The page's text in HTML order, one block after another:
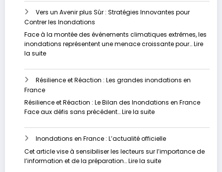
et
se
préparer
pour
l’avenir
:
Un
estimé
Vers un Avenir plus Sûr : Stratégies Innovantes pour
Contrer les Inondations
Face à la montée des événements climatiques extrêmes, les
inondations représentent une menace croissante pour…Lire
la suite:
un
Avenir
Sûr
:
Innovantes
pour
les
Inondations
Résilience et Réaction : Les grandes inondations en
France
Résilience et Réaction : Le Bilan des Inondations en France
Face aux défis sans précédent…Lire la suite:
et
Réaction
:
Les
Inondations en France : L’actualité officielle
Cet article vise à sensibiliser les lecteurs sur l’importance de
l’information et de la préparation…Lire la suite: